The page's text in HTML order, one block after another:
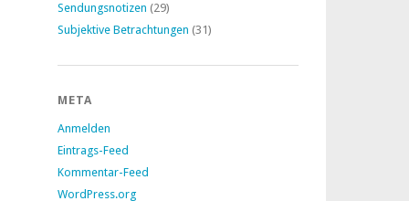
Sendungsnotizen (29)
Subjektive Betrachtungen (31)
META
Anmelden
Eintrags-Feed
Kommentar-Feed
WordPress.org